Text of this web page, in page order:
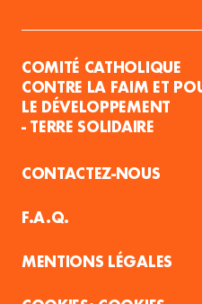
COMITÉ CATHOLIQUE
CONTRE LA FAIM ET
LE DÉVELOPPEMENT
- TERRE SOLIDAIRE
CONTACTEZ-NOUS
F.A.Q.
MENTIONS LÉGALES